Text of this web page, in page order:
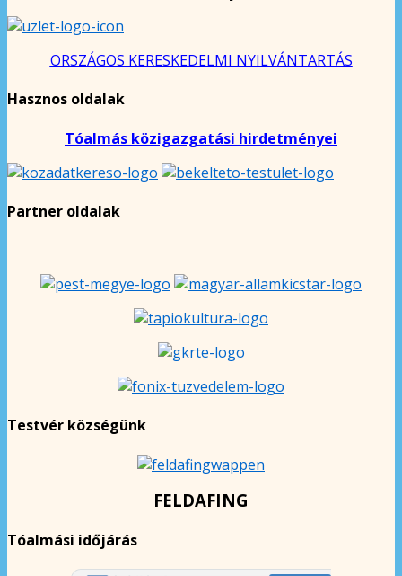
ORSZÁGOS KERESKEDELMI NYILVÁNTARTÁS
Hasznos oldalak
Tóalmás közigazgatási hirdetményei
Partner oldalak
Testvér községünk
FELDAFING
Tóalmási időjárás